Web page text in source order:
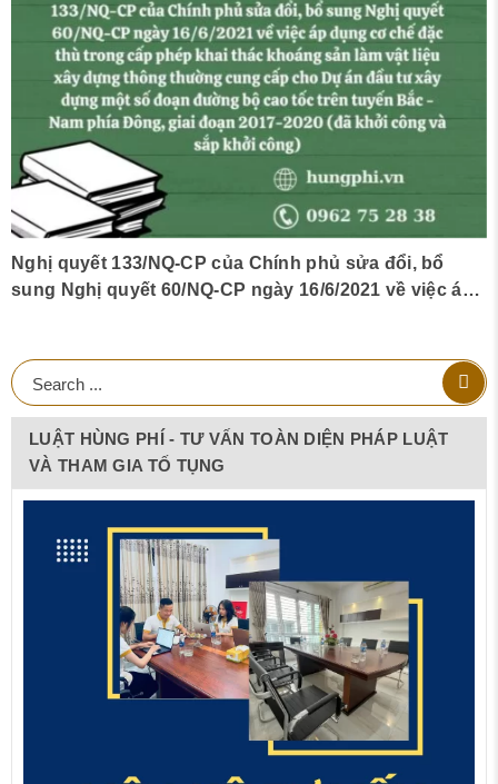
Nghị quyết 133/NQ-CP của Chính phủ sửa đổi, bổ
sung Nghị quyết 60/NQ-CP ngày 16/6/2021 về việc áp
cho Dự án đầu tư xây dựng một số đoạn đường bộ
cao tốc trên tuyến Bắc – Nam phía Đông, giai đoạn
2017-2020 (đã khởi công và sắp khởi công)
LUẬT HÙNG PHÍ - TƯ VẤN TOÀN DIỆN PHÁP LUẬT
VÀ THAM GIA TỐ TỤNG